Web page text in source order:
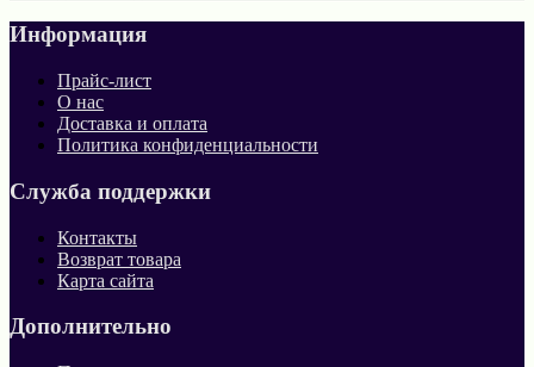
Информация
Прайс-лист
О нас
Доставка и оплата
Политика конфиденциальности
Служба поддержки
Контакты
Возврат товара
Карта сайта
Дополнительно